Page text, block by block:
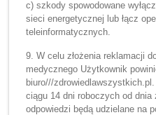
c) szkody spowodowane
sieci energetycznej lub łącz
teleinformatycznych.
9. W celu złożenia reklamacji
medycznego Użytkownik
biuro///
ciągu 14 dni roboczych od dnia
odpowiedzi będą udzielane na